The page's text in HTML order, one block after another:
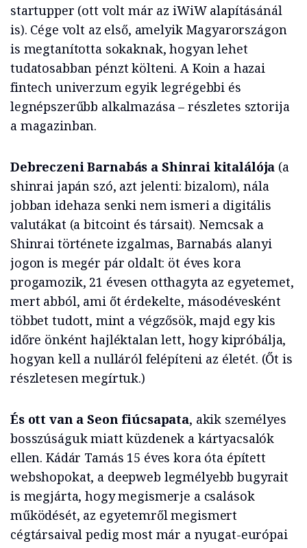
startupper (ott volt már az iWiW alapításánál
is). Cége volt az első, amelyik Magyarországon
is megtanította sokaknak, hogyan lehet
tudatosabban pénzt költeni. A Koin a hazai
fintech univerzum egyik legrégebbi és
legnépszerűbb alkalmazása – részletes sztorija
a magazinban.
Debreczeni Barnabás a Shinrai kitalálója (a
shinrai japán szó, azt jelenti: bizalom), nála
jobban idehaza senki nem ismeri a digitális
valutákat (a bitcoint és társait). Nemcsak a
Shinrai története izgalmas, Barnabás alanyi
jogon is megér pár oldalt: öt éves kora
progamozik, 21 évesen otthagyta az egyetemet,
mert abból, ami őt érdekelte, másodévesként
többet tudott, mint a végzősök, majd egy kis
időre önként hajléktalan lett, hogy kipróbálja,
hogyan kell a nulláról felépíteni az életét. (Őt is
részletesen megírtuk.)
És ott van a Seon fiúcsapata, akik személyes
bosszúságuk miatt küzdenek a kártyacsalók
ellen. Kádár Tamás 15 éves kora óta épített
webshopokat, a deepweb legmélyebb bugyrait
is megjárta, hogy megismerje a csalások
működését, az egyetemről megismert
cégtársaival pedig most már a nyugat-európai